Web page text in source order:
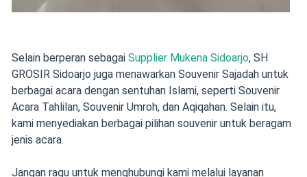
Selain berperan sebagai Supplier Mukena Sidoarjo, SH
GROSIR Sidoarjo juga menawarkan Souvenir Sajadah untuk
berbagai acara dengan sentuhan Islami, seperti Souvenir
Acara Tahlilan, Souvenir Umroh, dan Aqiqahan. Selain itu,
kami menyediakan berbagai pilihan souvenir untuk beragam
jenis acara.
Jangan ragu untuk menghubungi kami melalui layanan